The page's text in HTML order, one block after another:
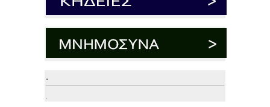
.